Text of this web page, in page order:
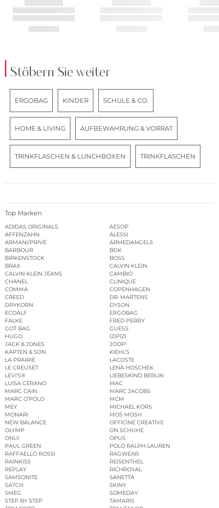
Stöbern Sie weiter
ERGOBAG KINDER SCHULE & CO.
HOME & LIVING AUFBEWAHRUNG & VORRAT
TRINKFLASCHEN & LUNCHBOXEN TRINKFLASCHEN
Top Marken
ADIDAS ORIGINALS
AESOP
AFFENZAHN
ALESSI
ARMANI/PRIVÉ
ARMEDANGELS
BARBOUR
BDK
BIRKENSTOCK
BOSS
BRAX
CALVIN KLEIN
CALVIN KLEIN JEANS
CAMBIO
CHANEL
CLINIQUE
COMMA
COPENHAGEN
CREED
DR. MARTENS
DRYKORN
DYSON
ECOALF
ERGOBAG
FALKE
FRED PERRY
GOT BAG
GUESS
HUGO
IZIPIZI
JACK & JONES
JOOP!
KAPTEN & SON
KIEHL’S
LA PRAIRIE
LACOSTE
LE CREUSET
LENA HOSCHEK
LEVI’S®
LIEBESKIND BERLIN
LUISA CERANO
MAC
MARC CAIN
MARC JACOBS
MARC O’POLO
MCM
MEY
MICHAEL KORS
MONARI
MOS MOSH
NEW BALANCE
OFFICINE CREATIVE
OLYMP
ON SCHUHE
ONLY
OPUS
PAUL GREEN
POLO RALPH LAUREN
RAFFAELLO ROSSI
RAGWEAR
RAINKISS
REISENTHEL
REPLAY
RICHROYAL
SAMSONITE
SANETTA
SATCH
SKINY
SMEG
SOMEDAY
STEP BY STEP
TAMARIS